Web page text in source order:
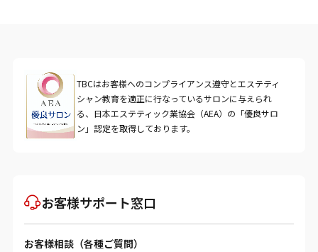
TBCはお客様へのコンプライアンス遵守とエステティ
シャン教育を適正に行なっているサロンに与えられ
る、日本エステティック業協会（AEA）の「優良サロ
ン」認定を取得しております。
お客様サポート窓口
お客様相談（各種ご質問）